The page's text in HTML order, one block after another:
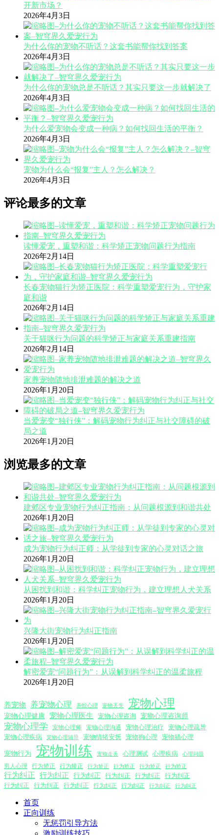
开新市场？
2026年4月3日
为什么你的宠物不听话？这套书能帮你找到答案
2026年4月3日
为什么你的宠物总是不听话？其实只要这一步就解决了
2026年4月3日
为什么爱宠物会变成一种病？如何找回生活的平衡？
2026年4月3日
宠物为什么会“报复”主人？怎么解决？
2026年4月3日
评论最多的文章
读懂爱宠，重塑和谐：科学矫正宠物问题行为指南
2026年2月14日
长春宠物猫行为矫正医院：科学重塑爱宠行为，守护家
庭和谐
2026年2月14日
关于猫咪行为问题的科学矫正与家庭关系重建指南
2026年2月14日
家养宠物随地排泄难题的解决之道
2026年1月20日
当爱宠变“独行侠”：解码宠物行为纠正与社交障碍的破
局之道
2026年1月20日
浏览最多的文章
建邺区专业宠物行为纠正指南：从问题根源到和谐共处
2026年1月20日
成为宠物行为纠正师：从学徒到专家的心灵对话之旅
2026年1月20日
从困扰到和谐：科学纠正宠物行为，建立理想人犬关系
2026年1月20日
兴隆大街宠物行为纠正指南
2026年1月20日
解密爱宠“问题行为”：从误解到科学纠正的温柔旅程
2026年1月20日
养宠物 养宠物心理 养蛇心理 宠物丢失 宠物心理
宠物心理健康 宠物心理医生 宠物心理咨询 宠物心理咨询师
宠物心理学 宠物心理师 宠物心理沟通 宠物心理治疗
宠物心理疏导
宠物心理疾病
宠物心理辅导 宠物情绪安抚 宠物狗心理 宠物猫心理
宠物行为 宠物训练 宠物走丢 心理测试 心理疾病 心理问题
男人心理 行为矫正 行为矫正 行为矫正 行为矫正 行为矫正 行为矫正
行为纠正 行为纠正 行为纠正 行为纠正 行为纠正
行为纠正
行为纠正
行为纠正 行为纠正 行为纠正 行为纠正 行为纠正 行为纠正
首页
正向训练
无惩罚引导方法
激励训练技巧